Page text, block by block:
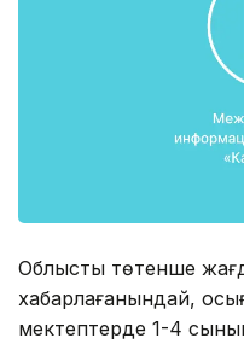
Облыстық төтенше
хабарлағанындай,
мектептерде 1-4